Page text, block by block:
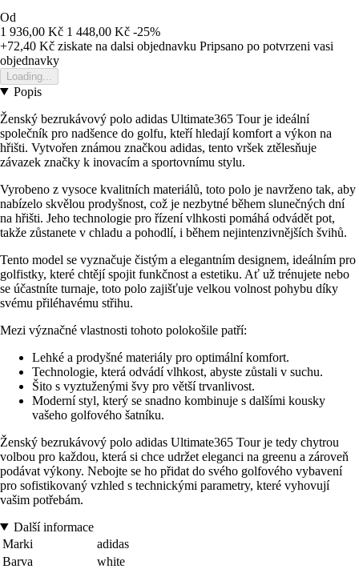
Od
1 936,00 Kč 1 448,00 Kč -25%
+72,40 Kč ziskate na dalsi objednavku Pripsano po potvrzeni vasi
objednavky
Loading...
Popis
Ženský bezrukávový polo adidas Ultimate365 Tour je ideální
společník pro nadšence do golfu, kteří hledají komfort a výkon na
hřišti. Vytvořen známou značkou adidas, tento vršek ztělesňuje
závazek značky k inovacím a sportovnímu stylu.
Vyrobeno z vysoce kvalitních materiálů, toto polo je navrženo tak, aby
nabízelo skvělou prodyšnost, což je nezbytné během slunečných dní
na hřišti. Jeho technologie pro řízení vlhkosti pomáhá odvádět pot,
takže zůstanete v chladu a pohodlí, i během nejintenzivnějších švihů.
Tento model se vyznačuje čistým a elegantním designem, ideálním pro
golfistky, které chtějí spojit funkčnost a estetiku. Ať už trénujete nebo
se účastníte turnaje, toto polo zajišťuje velkou volnost pohybu díky
svému přiléhavému střihu.
Mezi význačné vlastnosti tohoto polokošile patří:
Lehké a prodyšné materiály pro optimální komfort.
Technologie, která odvádí vlhkost, abyste zůstali v suchu.
Šito s vyztuženými švy pro větší trvanlivost.
Moderní styl, který se snadno kombinuje s dalšími kousky
vašeho golfového šatníku.
Ženský bezrukávový polo adidas Ultimate365 Tour je tedy chytrou
volbou pro každou, která si chce udržet eleganci na greenu a zároveň
podávat výkony. Nebojte se ho přidat do svého golfového vybavení
pro sofistikovaný vzhled s technickými parametry, které vyhovují
vašim potřebám.
Další informace
Marki
adidas
Barva
white